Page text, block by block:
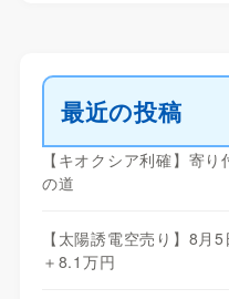
最近の投稿
【キオクシア利確】寄
の道
【太陽誘電空売り】8月
＋8.1万円